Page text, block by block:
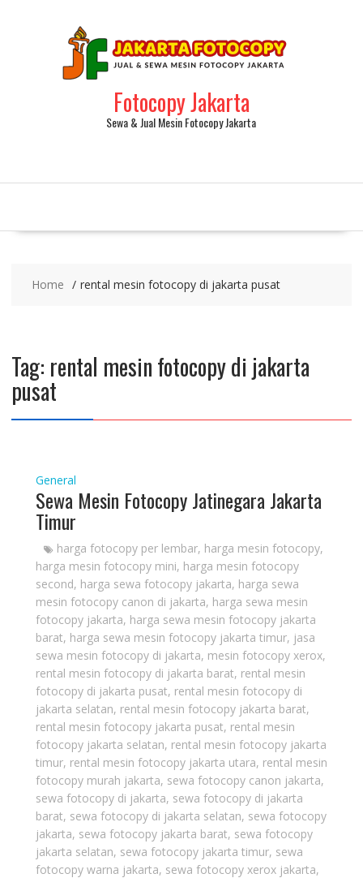
Fotocopy Jakarta
Sewa & Jual Mesin Fotocopy Jakarta
Home rental mesin fotocopy di jakarta pusat
Tag: rental mesin fotocopy di jakarta
pusat
General
Sewa Mesin Fotocopy Jatinegara Jakarta
Timur
harga fotocopy per lembar, harga mesin fotocopy,
harga mesin fotocopy mini, harga mesin fotocopy
second, harga sewa fotocopy jakarta, harga sewa
mesin fotocopy canon di jakarta, harga sewa mesin
fotocopy jakarta, harga sewa mesin fotocopy jakarta
barat, harga sewa mesin fotocopy jakarta timur, jasa
sewa mesin fotocopy di jakarta, mesin fotocopy xerox,
rental mesin fotocopy di jakarta barat, rental mesin
fotocopy di jakarta pusat, rental mesin fotocopy di
jakarta selatan, rental mesin fotocopy jakarta barat,
rental mesin fotocopy jakarta pusat, rental mesin
fotocopy jakarta selatan, rental mesin fotocopy jakarta
timur, rental mesin fotocopy jakarta utara, rental mesin
fotocopy murah jakarta, sewa fotocopy canon jakarta,
sewa fotocopy di jakarta, sewa fotocopy di jakarta
barat, sewa fotocopy di jakarta selatan, sewa fotocopy
jakarta, sewa fotocopy jakarta barat, sewa fotocopy
jakarta selatan, sewa fotocopy jakarta timur, sewa
fotocopy warna jakarta, sewa fotocopy xerox jakarta,